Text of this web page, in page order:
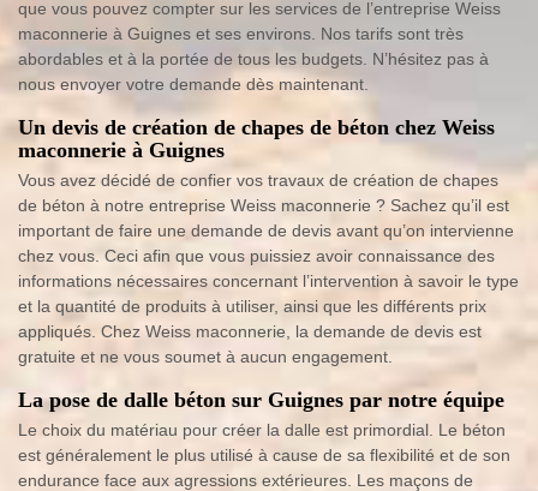
que vous pouvez compter sur les services de l’entreprise Weiss
maconnerie à Guignes et ses environs. Nos tarifs sont très
abordables et à la portée de tous les budgets. N’hésitez pas à
nous envoyer votre demande dès maintenant.
Un devis de création de chapes de béton chez Weiss
maconnerie à Guignes
Vous avez décidé de confier vos travaux de création de chapes
de béton à notre entreprise Weiss maconnerie ? Sachez qu’il est
important de faire une demande de devis avant qu’on intervienne
chez vous. Ceci afin que vous puissiez avoir connaissance des
informations nécessaires concernant l’intervention à savoir le type
et la quantité de produits à utiliser, ainsi que les différents prix
appliqués. Chez Weiss maconnerie, la demande de devis est
gratuite et ne vous soumet à aucun engagement.
La pose de dalle béton sur Guignes par notre équipe
Le choix du matériau pour créer la dalle est primordial. Le béton
est généralement le plus utilisé à cause de sa flexibilité et de son
endurance face aux agressions extérieures. Les maçons de